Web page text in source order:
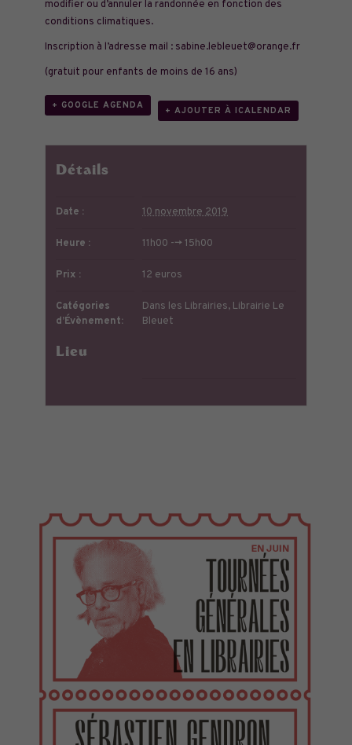
modifier ou d’annuler la randonnée en fonction des
conditions climatiques.
Inscription à l’adresse mail : sabine.lebleuet@orange.fr
(gratuit pour enfants de moins de 16 ans)
+ GOOGLE AGENDA
+ AJOUTER À ICALENDAR
Détails
Date : 10 novembre 2019
Heure : 11h00 --> 15h00
Prix : 12 euros
Catégories
d’Évènement:
Dans les Librairies, Librairie Le
Bleuet
Lieu